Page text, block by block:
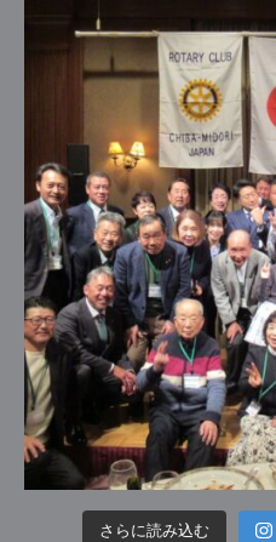
さらに読み込む